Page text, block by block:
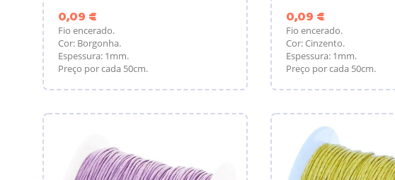
0,09 €
Fio encerado.
Cor: Borgonha.
Espessura: 1mm.
Preço por cada 50cm.
0,09 €Preço
Fio encerado.
Cor: Cinzento.
Espessura: 1mm.
Preço por cada 50cm.